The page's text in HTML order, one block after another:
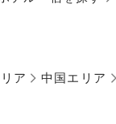
ア 中国エリア